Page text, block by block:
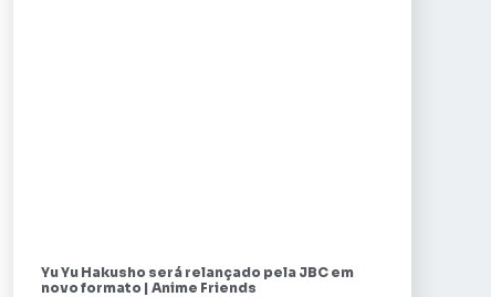
Yu Yu Hakusho será relançado pela JBC em
novo formato | Anime Friends